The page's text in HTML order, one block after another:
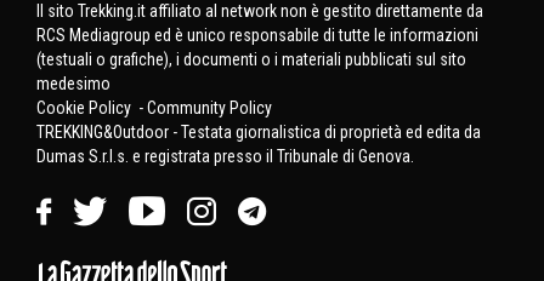
Il sito Trekking.it affiliato al network non è gestito direttamente da
RCS Mediagroup ed è unico responsabile di tutte le informazioni
(testuali o grafiche), i documenti o i materiali pubblicati sul sito
medesimo
Cookie Policy -Community Policy
TREKKING&Outdoor - Testata giornalistica di proprietà ed edita da
Dumas S.r.l.s. e registrata presso il Tribunale di Genova.